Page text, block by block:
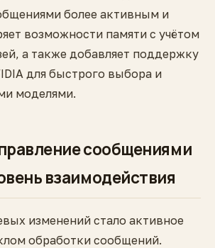
более активным и
возможности памяти с учётом
а также добавляет поддержку
для быстрого выбора и
моделями.
сообщениями
взаимодействия
изменений стало активное
обработки сообщений.